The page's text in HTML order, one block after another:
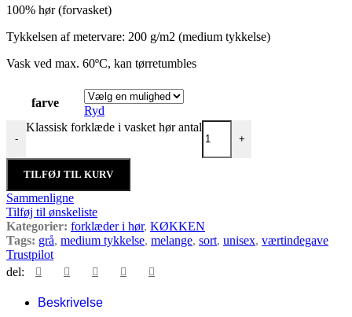
100% hør (forvasket)
Tykkelsen af metervare: 200 g/m2 (medium tykkelse)
Vask ved max. 60ºC, kan tørretumbles
farve
Ryd
-
Klassisk forklæde i vasket hør antal
+
TILFØJ TIL KURV
Sammenligne
Tilføj til ønskeliste
Kategorier: forklæder i hør, KØKKEN
Tags: grå, medium tykkelse, melange, sort, unisex, værtindegave
Trustpilot
del:
Beskrivelse